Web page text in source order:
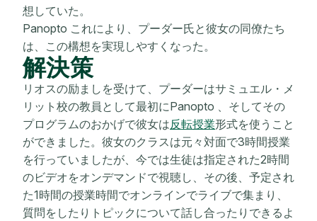
想していた。
Panopto これにより、プーダー氏と彼女の同僚たち
は、この構想を実現しやすくなった。
解決策
リオスの励ましを受けて、プーダーはサミュエル・メ
リット校の教員として最初にPanopto 、そしてその
プログラムのおかげで彼女は反転授業形式を使うこと
ができました。彼女のクラスは元々対面で3時間授業
を行っていましたが、今では生徒は指定された2時間
のビデオをオンデマンドで視聴し、その後、予定され
た1時間の授業時間でオンラインでライブで集まり、
質問をしたりトピックについて話し合ったりできるよ